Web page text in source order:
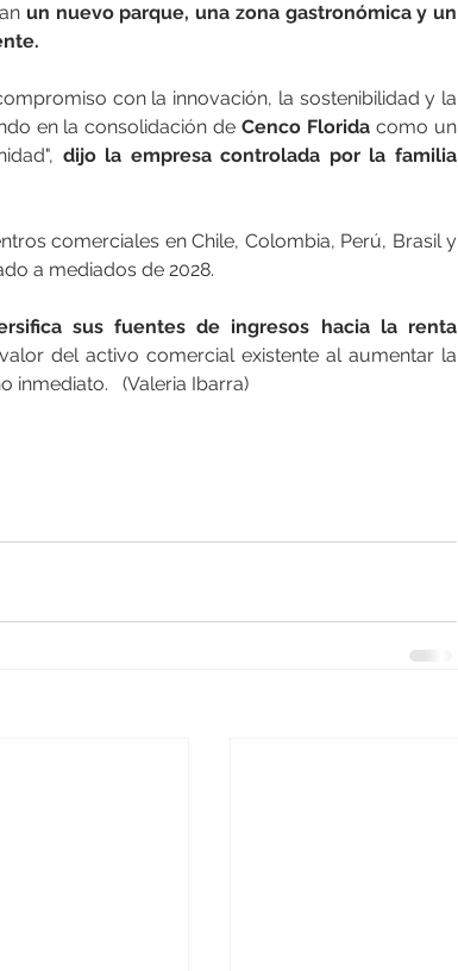
un nuevo parque, una zona gastronómica y un
con la innovación, la sostenibilidad y la
en la consolidación de Cenco Florida como un
dijo la empresa controlada por la familia
comerciales en Chile, Colombia, Perú, Brasil y
a mediados de 2028.
sus fuentes de ingresos hacia la renta
del activo comercial existente al aumentar la
inmediato.   (Valeria Ibarra)